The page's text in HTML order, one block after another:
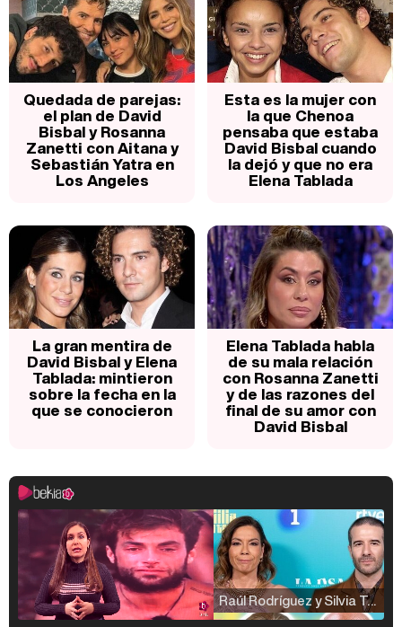
Quedada de parejas:
el plan de David
Bisbal y Rosanna
Zanetti con Aitana y
Sebastián Yatra en
Los Angeles
Esta es la mujer con
la que Chenoa
pensaba que estaba
David Bisbal cuando
la dejó y que no era
Elena Tablada
La gran mentira de
David Bisbal y Elena
Tablada: mintieron
sobre la fecha en la
que se conocieron
Elena Tablada habla
de su mala relación
con Rosanna Zanetti
y de las razones del
final de su amor con
David Bisbal
Raúl Rodríguez y Silvia Taulés nos cuentan su papel en 'La familia de la tele'